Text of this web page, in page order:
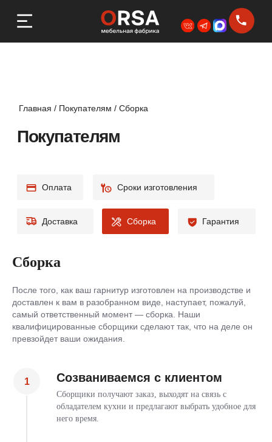
Сроки изготовления
Оплата
Сборка
После того, как ваш гарнитур изготовлен на производстве и
доставлен к вам в разобранном виде, наступает, пожалуй,
самый ответственный момент — сборка. Наши
квалифицированные сборщики сделают так, что на деле он
превзойдет ваши ожидания.
Созваниваемся с клиентом
Сборщики получают заказ, выходят на связь с
обладателем кухни и предлагают выбрать удобное для
него время.